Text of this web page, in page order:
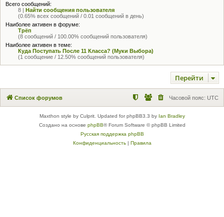
Всего сообщений:
8 | Найти сообщения пользователя
(0.65% всех сообщений / 0.01 сообщений в день)
Наиболее активен в форуме:
Трёп
(8 сообщений / 100.00% сообщений пользователя)
Наиболее активен в теме:
Куда Поступать После 11 Класса? (Муки Выбора)
(1 сообщение / 12.50% сообщений пользователя)
Перейти
Список форумов Часовой пояс: UTC
Maxthon style by Culprit. Updated for phpBB3.3 by Ian Bradley
Создано на основе phpBB® Forum Software © phpBB Limited
Русская поддержка phpBB
Конфиденциальность| Правила